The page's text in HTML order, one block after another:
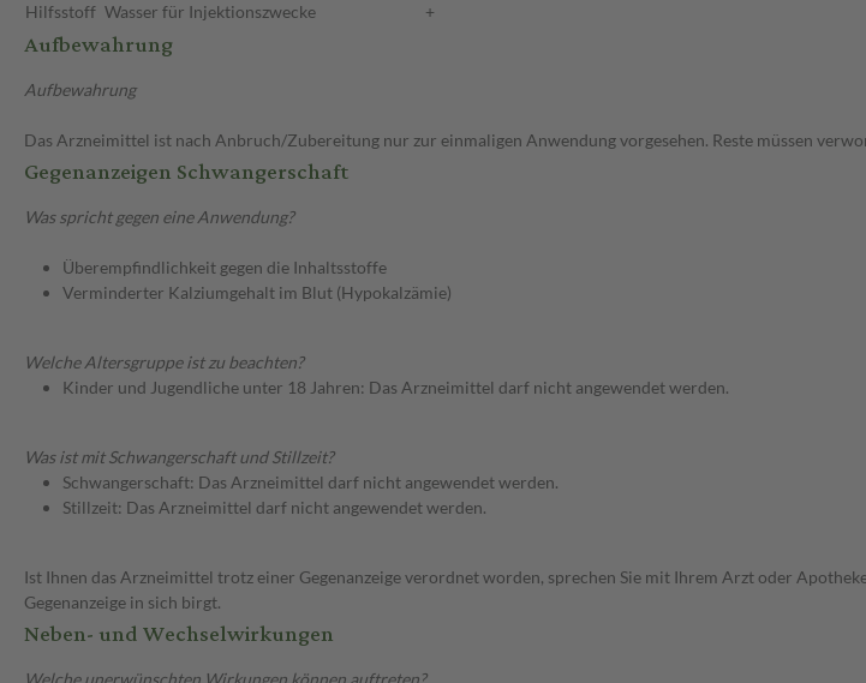
Hilfsstoff Wasser für Injektionszwecke +
Aufbewahrung
Aufbewahrung
Das Arzneimittel ist nach Anbruch/Zubereitung nur zur einmaligen Anwendung vorgesehen. Reste müssen
Gegenanzeigen Schwangerschaft
Was spricht gegen eine Anwendung?
Überempfindlichkeit gegen die Inhaltsstoffe
Verminderter Kalziumgehalt im Blut (Hypokalzämie)
Welche Altersgruppe ist zu beachten?
Kinder und Jugendliche unter 18 Jahren: Das Arzneimittel darf nicht angewendet werden.
Was ist mit Schwangerschaft und Stillzeit?
Schwangerschaft: Das Arzneimittel darf nicht angewendet werden.
Stillzeit: Das Arzneimittel darf nicht angewendet werden.
Ist Ihnen das Arzneimittel trotz einer Gegenanzeige verordnet worden, sprechen Sie mit Ihrem Arzt oder
Gegenanzeige in sich birgt.
Neben- und Wechselwirkungen
Welche unerwünschten Wirkungen können auftreten?